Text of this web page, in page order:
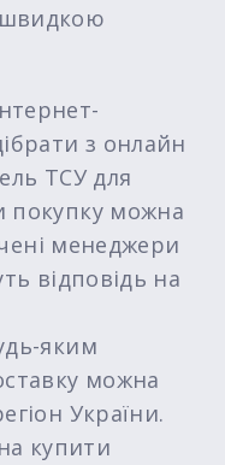
швидкою
з онлайн
ТСУ для
покупку можна
менеджери
відповідь на
яким
можна
України.
купити